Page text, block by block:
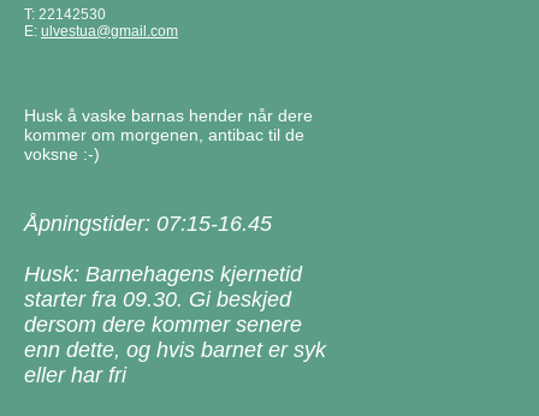
T: 22142530
E: ulvestua@gmail.com
Husk å vaske barnas hender når dere
kommer om morgenen, antibac til de
voksne :-)
Åpningstider: 07:15-16.45
Husk: Barnehagens kjernetid
starter fra 09.30. Gi beskjed
dersom dere kommer senere
enn dette, og hvis barnet er syk
eller har fri